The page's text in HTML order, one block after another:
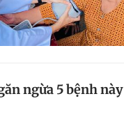
ngừa 5 bệnh này